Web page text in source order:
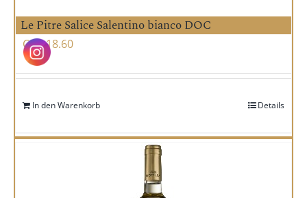
Le Pitre Salice Salentino bianco DOC
CHF18.60
In den Warenkorb Details